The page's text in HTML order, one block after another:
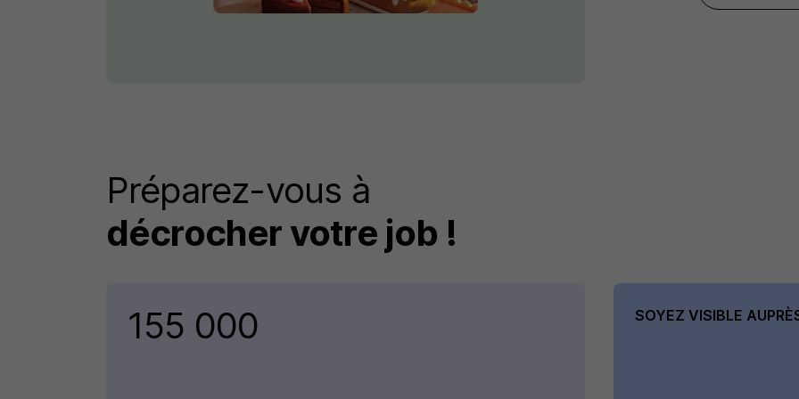
Préparez-vous à
décrocher votre job !
155 000 SOYEZ VISIBLE